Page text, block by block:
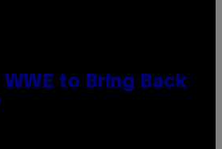
WWE to Bring Back